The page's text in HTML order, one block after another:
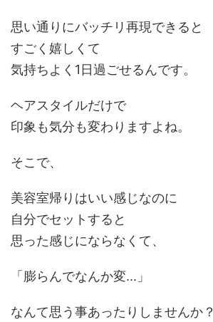
思い通りにバッチリ再現できると
すごく嬉しくて
気持ちよく1日過ごせるんです。
ヘアスタイルだけで
印象も気分も変わりますよね。
そこで、
美容室帰りはいい感じなのに
自分でセットすると
思った感じにならなくて、
「 膨らんでなんか変... 」
なんて思う事あったりしませんか？